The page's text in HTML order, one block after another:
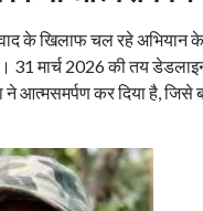
के खिलाफ चल रहे अभियान के
31 मार्च 2026 की तय
ने आत्मसमर्पण कर दिया है,